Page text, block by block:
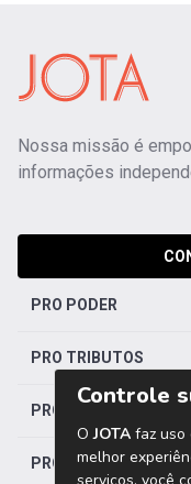
Nossa missão é
informações
PRO PODER
PRO TRIBUTOS
PRO TRABALHISTA
PRO SAÚDE